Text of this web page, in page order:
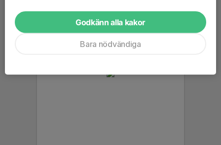
Godkänn alla kakor
Bara nödvändiga